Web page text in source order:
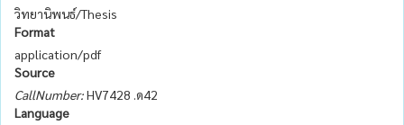
วิทยานิพนธ์/Thesis
Format
application/pdf
Source
CallNumber:HV7428 .ด42
Language